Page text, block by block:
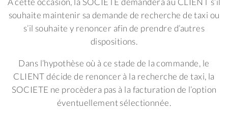
souhaite maintenir sa demande de recherche de taxi ou
s’il souhaite y renoncer afin de prendre d’autres
dispositions.
Dans l’hypothèse où à ce stade de la commande, le
CLIENT décide de renoncer à la recherche de taxi, la
SOCIETE ne procèdera pas à la facturation de l’option
éventuellement sélectionnée.